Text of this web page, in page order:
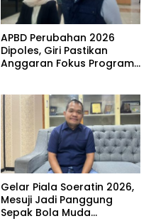
APBD Perubahan 2026
Dipoles, Giri Pastikan
Anggaran Fokus Program
Gelar Piala Soeratin 2026,
Mesuji Jadi Panggung
Sepak Bola Muda